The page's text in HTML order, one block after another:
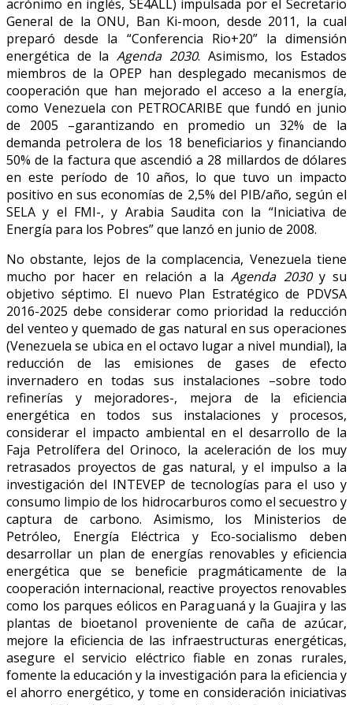
acrónimo en inglés, SE4ALL) impulsada por el Secretario
General de la ONU, Ban Ki-moon, desde 2011, la cual
preparó desde la “Conferencia Rio+20” la dimensión
energética de laAgenda 2030. Asimismo, los Estados
miembros de la OPEP han desplegado mecanismos de
cooperación que han mejorado el acceso a la energía,
como Venezuela con PETROCARIBE que fundó en junio
de 2005 –garantizando en promedio un 32% de la
demanda petrolera de los 18 beneficiarios y financiando
50% de la factura que ascendió a 28 millardos de dólares
en este período de 10 años, lo que tuvo un impacto
positivo en sus economías de 2,5% del PIB/año, según el
SELA y el FMI-, y Arabia Saudita con la “Iniciativa de
Energía para los Pobres” que lanzó en junio de 2008.
No obstante, lejos de la complacencia, Venezuela tiene
mucho por hacer en relación a laAgenda 2030y su
objetivo séptimo. El nuevo Plan Estratégico de PDVSA
2016-2025 debe considerar como prioridad la reducción
del venteo y quemado de gas natural en sus operaciones
(Venezuela se ubica en el octavo lugar a nivel mundial), la
reducción de las emisiones de gases de efecto
invernadero en todas sus instalaciones –sobre todo
refinerías y mejoradores-, mejora de la eficiencia
energética en todos sus instalaciones y procesos,
considerar el impacto ambiental en el desarrollo de la
Faja Petrolífera del Orinoco, la aceleración de los muy
retrasados proyectos de gas natural, y el impulso a la
investigación del INTEVEP de tecnologías para el uso y
consumo limpio de los hidrocarburos como el secuestro y
captura de carbono. Asimismo, los Ministerios de
Petróleo, Energía Eléctrica y Eco-socialismo deben
desarrollar un plan de energías renovables y eficiencia
energética que se beneficie pragmáticamente de la
cooperación internacional, reactive proyectos renovables
como los parques eólicos en Paraguaná y la Guajira y las
plantas de bioetanol proveniente de caña de azúcar,
mejore la eficiencia de las infraestructuras energéticas,
asegure el servicio eléctrico fiable en zonas rurales,
fomente la educación y la investigación para la eficiencia y
el ahorro energético, y tome en consideración iniciativas